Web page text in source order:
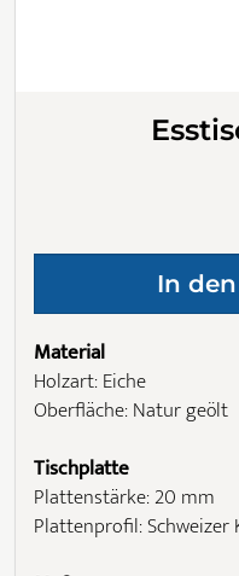
Material
Holzart: Eiche
Oberfläche: Natur geölt
Tischplatte
Plattenstärke: 20 mm
Plattenprofil: Schweizer